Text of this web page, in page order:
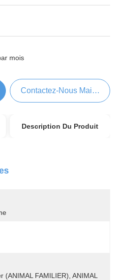
mois
Contactez-Nous Maintenant
Description Du Produit
(ANIMAL FAMILIER), ANIMAL